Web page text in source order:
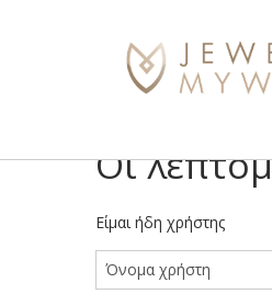
Οι
Είμαι ήδη χρήστης